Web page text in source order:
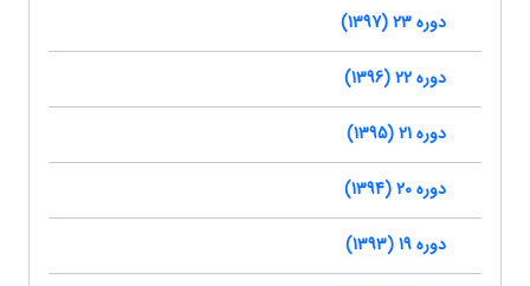
دوره 23 (1397)
دوره 22 (1396)
دوره 21 (1395)
دوره 20 (1394)
دوره 19 (1393)